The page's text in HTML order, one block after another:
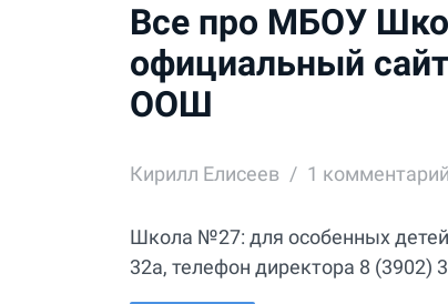
Все про МБОУ
официальный
ООШ
Кирилл Елисеев 1 комментарий
Школа №27: для особенных
32а, телефон директора 8 (3902)